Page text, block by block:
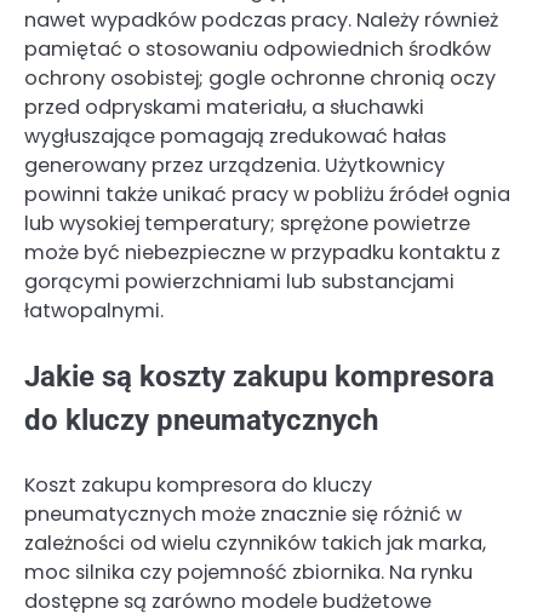
nawet wypadków podczas pracy. Należy również
pamiętać o stosowaniu odpowiednich środków
ochrony osobistej; gogle ochronne chronią oczy
przed odpryskami materiału, a słuchawki
wygłuszające pomagają zredukować hałas
generowany przez urządzenia. Użytkownicy
powinni także unikać pracy w pobliżu źródeł ognia
lub wysokiej temperatury; sprężone powietrze
może być niebezpieczne w przypadku kontaktu z
gorącymi powierzchniami lub substancjami
łatwopalnymi.
Jakie są koszty zakupu kompresora
do kluczy pneumatycznych
Koszt zakupu kompresora do kluczy
pneumatycznych może znacznie się różnić w
zależności od wielu czynników takich jak marka,
moc silnika czy pojemność zbiornika. Na rynku
dostępne są zarówno modele budżetowe